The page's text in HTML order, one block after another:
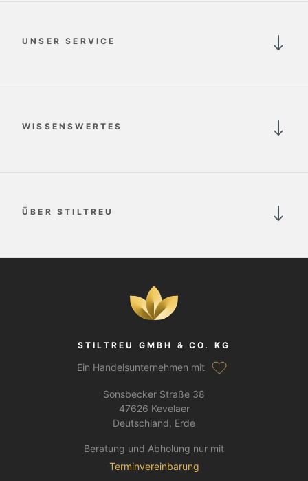
UNSER SERVICE
WISSENSWERTES
ÜBER STILTREU
STILTREU GMBH & CO. KG
Ein Handelsunternehmen mit
Sonsbecker Straße 38
47626 Kevelaer
Deutschland, Erde
Beratung und Abholung nur mit
Terminvereinbarung